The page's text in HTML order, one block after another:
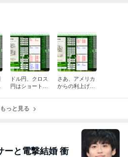
ドル円、クロス
円はショート継
りが到来！生成
さあ、アメリカ
からの利上げの
もっと見る
ーと電撃結婚 衝